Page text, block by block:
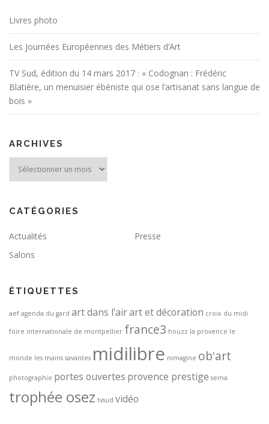
Livres photo
Les Journées Européennes des Métiers d’Art
TV Sud, édition du 14 mars 2017 : « Codognan : Frédéric
Blatière, un menuisier ébéniste qui ose l’artisanat sans langue de
bois »
ARCHIVES
CATÉGORIES
Actualités
Presse
Salons
ÉTIQUETTES
aef agenda du gard art dans l'airart et décoration croix du midi
foire internationale de montpellier france3 houzz la provence le
monde les mains savantes midilibre nimagine ob'art
photographie portes ouvertes provence prestige sema
trophée osez tvsud vidéo